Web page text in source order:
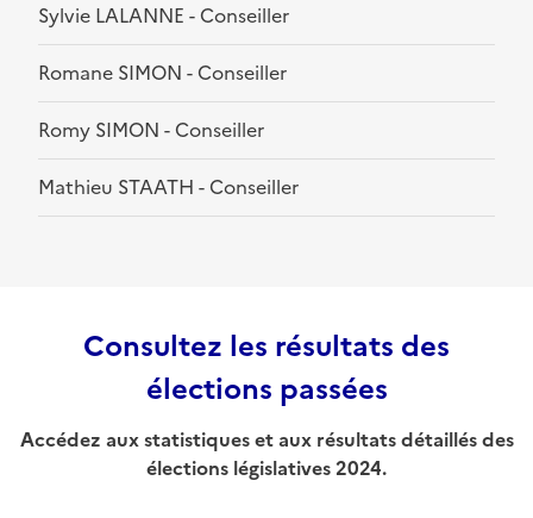
Sylvie LALANNE - Conseiller
Romane SIMON - Conseiller
Romy SIMON - Conseiller
Mathieu STAATH - Conseiller
Consultez les résultats des
élections passées
Accédez aux statistiques et aux résultats détaillés des
élections législatives 2024.